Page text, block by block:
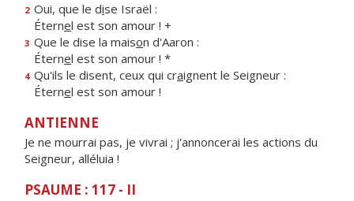
2 Oui, que le dise Israël :
Éternel est son amour ! +
3 Que le dise la maison d'Aaron :
Éternel est son amour ! *
4 Qu'ils le disent, ceux qui craignent le Seigneur :
Éternel est son amour !
ANTIENNE
Je ne mourrai pas, je vivrai ; j'annoncerai les actions du
Seigneur, alléluia !
PSAUME : 117 - II